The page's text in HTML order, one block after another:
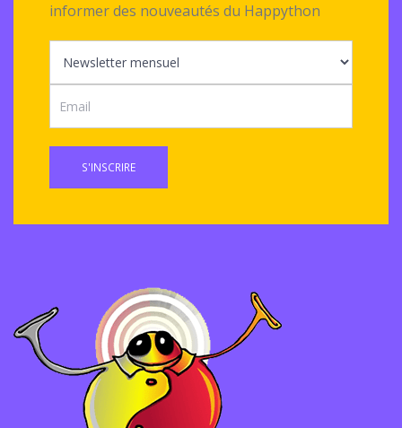
informer des nouveautés du Happython
S'INSCRIRE